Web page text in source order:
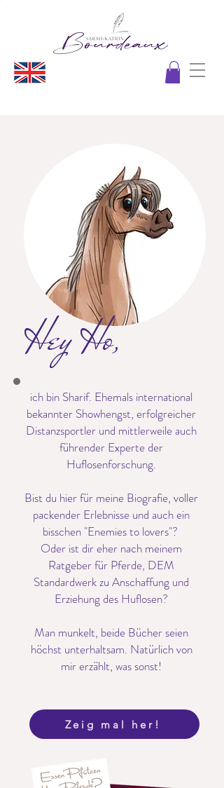
Hey Ho,
ich bin Sharif. Ehemals international
bekannter Showhengst, erfolgreicher
Distanzsportler und mittlerweile auch
führender Experte der
Huflosenforschung.
Bist du hier für meine Biografie, voller
packender Erlebnisse und auch ein
bisschen "Enemies to lovers"?
Oder ist dir eher nach meinem
Ratgeber für Pferde, DEM
Standardwerk zu Anschaffung und
Erziehung des Huflosen?
Man munkelt, beide Bücher seien
höchst unterhaltsam. Natürlich von
mir erzählt, was sonst!
Zeig mal her!